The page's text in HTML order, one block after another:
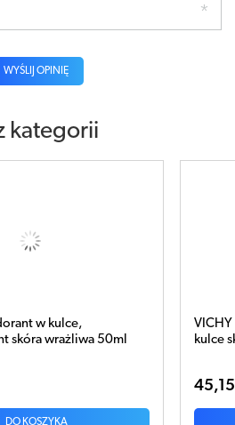
WYŚLIJ OPINIĘ
kategorii
DEO HOMME Antyperspirant w
wrażliwa 50ml
DO KOSZYKA